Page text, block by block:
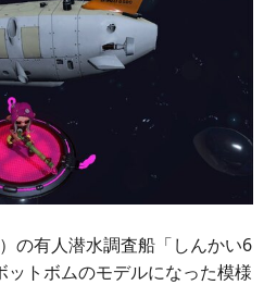
の有人潜水調査船「しんかい6
トボムのモデルになった模様